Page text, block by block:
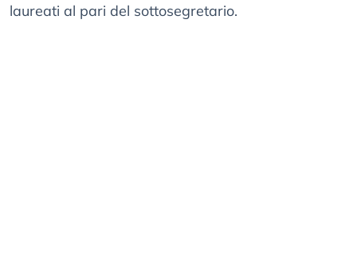
laureati al pari del sottosegretario.